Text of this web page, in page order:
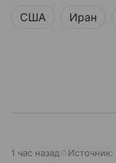
США Иран
1 час назад Источник: